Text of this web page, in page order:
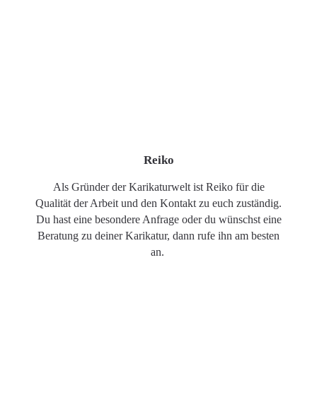
Reiko
Als Gründer der Karikaturwelt ist Reiko für die
Qualität der Arbeit und den Kontakt zu euch zuständig.
Du hast eine besondere Anfrage oder du wünschst eine
Beratung zu deiner Karikatur, dann rufe ihn am besten
an.